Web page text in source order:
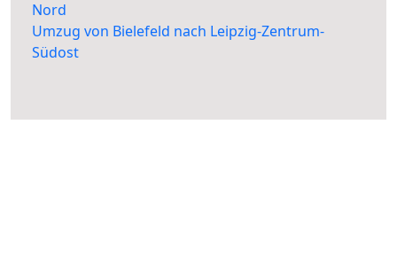
Nord
Umzug von Bielefeld nach Leipzig-Zentrum-
Südost